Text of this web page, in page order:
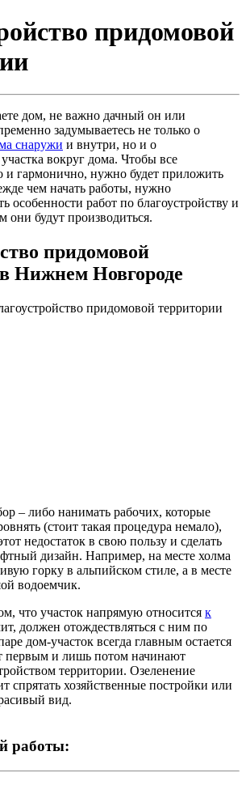
придомовой
дом, не важно дачный он или
задумываетесь не только о
снаружи и внутри, но и о
вокруг дома. Чтобы все
и гармонично, нужно будет приложить
чем начать работы, нужно
особенности работ по благоустройству и
они будут производиться.
придомовой
Нижнем Новгороде
– либо нанимать рабочих, которые
(стоит такая процедура немало),
недостаток в свою пользу и сделать
дизайн. Например, на месте холма
горку в альпийском стиле, а в месте
водоемчик.
что участок напрямую относится к
должен отождествляться с ним по
дом-участок всегда главным остается
первым и лишь потом начинают
территории. Озеленение
спрятать хозяйственные постройки или
вид.
работы: